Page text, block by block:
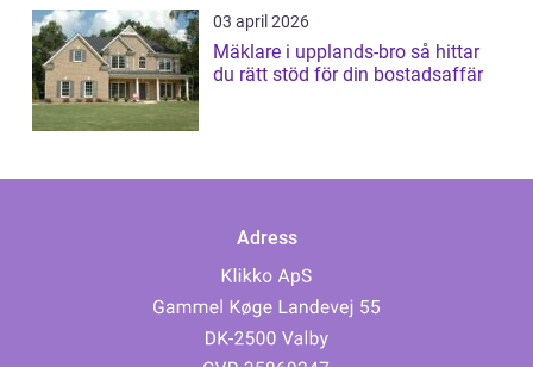
03 april 2026
Mäklare i upplands-bro så hittar
du rätt stöd för din bostadsaffär
Adress